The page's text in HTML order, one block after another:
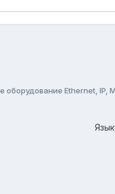
оборудование Ethernet, IP,
Язык